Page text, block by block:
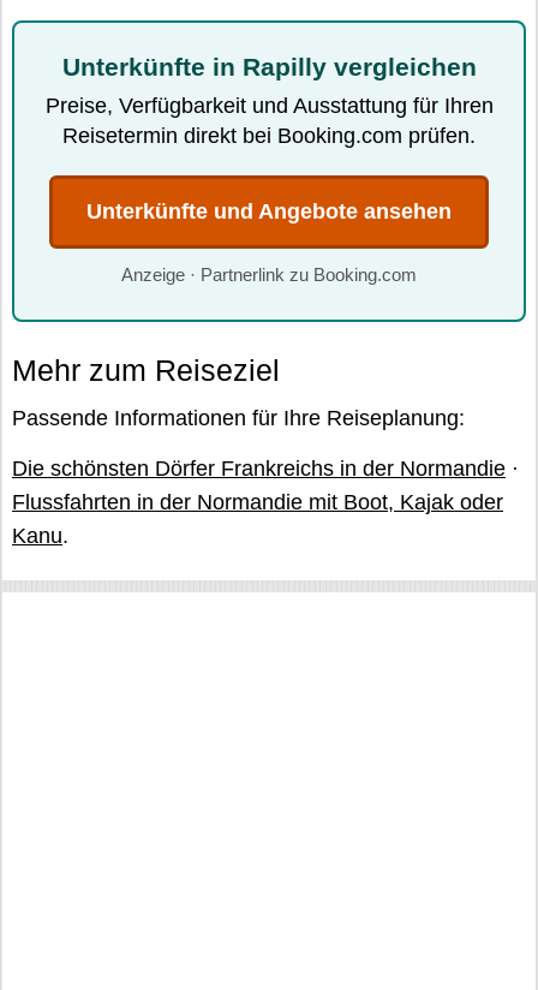
Unterkünfte in Rapilly vergleichen
Preise, Verfügbarkeit und Ausstattung für Ihren
Reisetermin direkt bei Booking.com prüfen.
Unterkünfte und Angebote ansehen
Anzeige · Partnerlink zu Booking.com
Mehr zum Reiseziel
Passende Informationen für Ihre Reiseplanung:
Die schönsten Dörfer Frankreichs in der Normandie ·
Flussfahrten in der Normandie mit Boot, Kajak oder
Kanu.